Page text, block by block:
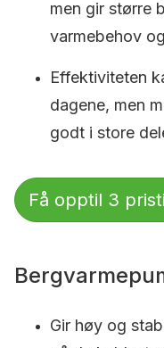
men gir større
varmebehov
Effektiviteten
dagene, men
godt i store
Få opptil 3
Gir høy og